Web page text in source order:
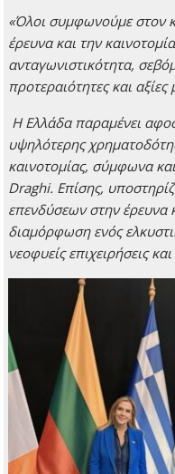
«Όλοι συμφωνούμε στον
έρευνα και την
ανταγωνιστικότητα,
προτεραιότητες και αξίες
Η Ελλάδα παραμένει
υψηλότερης
καινοτομίας, σύμφωνα
Draghi. Επίσης,
επενδύσεων στην έρευνα
διαμόρφωση ενός
νεοφυείς επιχειρήσεις και